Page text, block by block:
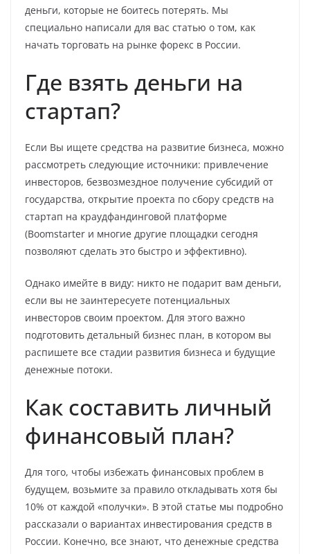
деньги, которые не боитесь потерять. Мы
специально написали для вас статью о том, как
начать торговать на рынке форекс в России.
Где взять деньги на
стартап?
Если Вы ищете средства на развитие бизнеса, можно
рассмотреть следующие источники: привлечение
инвесторов, безвозмездное получение субсидий от
государства, открытие проекта по сбору средств на
стартап на краудфандинговой платформе
(Boomstarter и многие другие площадки сегодня
позволяют сделать это быстро и эффективно).
Однако имейте в виду: никто не подарит вам деньги,
если вы не заинтересуете потенциальных
инвесторов своим проектом. Для этого важно
подготовить детальный бизнес план, в котором вы
распишете все стадии развития бизнеса и будущие
денежные потоки.
Как составить личный
финансовый план?
Для того, чтобы избежать финансовых проблем в
будущем, возьмите за правило откладывать хотя бы
10% от каждой «получки». В этой статье мы подробно
рассказали о вариантах инвестирования средств в
России. Конечно, все знают, что денежные средства